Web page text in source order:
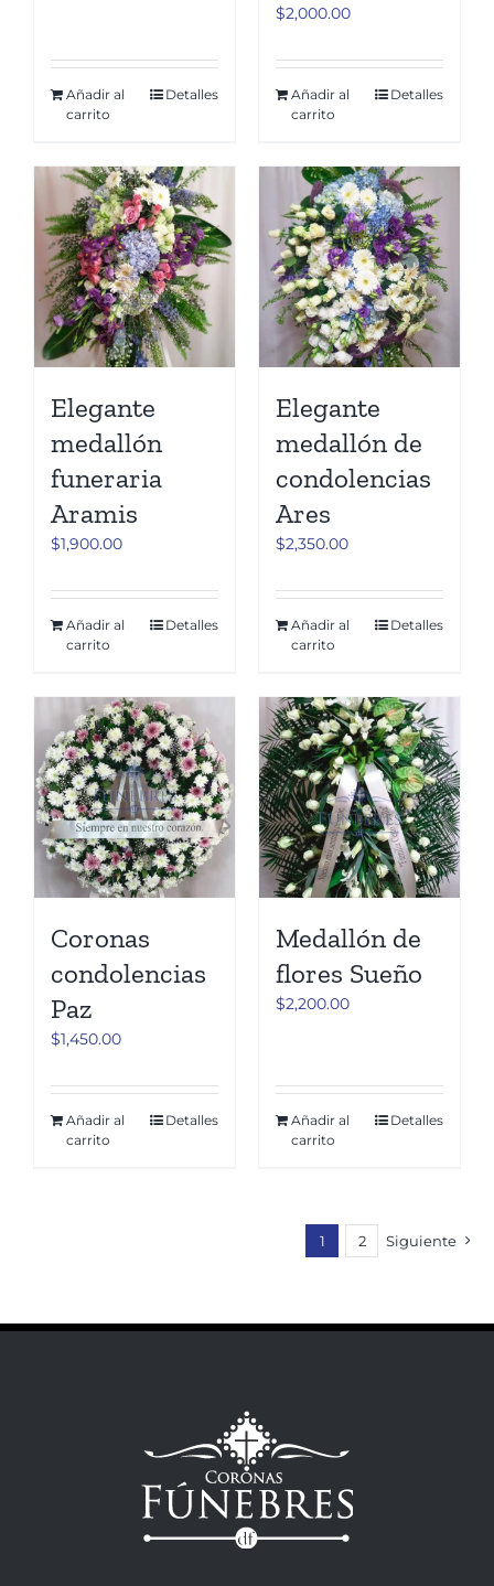
Añadir al
carrito
Detalles
$2,000.00
Añadir al
carrito
Detalles
Elegante
medallón
funeraria
Aramis
$1,900.00
Añadir al
carrito
Detalles
Elegante
medallón de
condolencias
Ares
$2,350.00
Añadir al
carrito
Detalles
Coronas
condolencias
Paz
$1,450.00
Añadir al
carrito
Detalles
Medallón de
flores Sueño
$2,200.00
Añadir al
carrito
Detalles
1 2 Siguiente